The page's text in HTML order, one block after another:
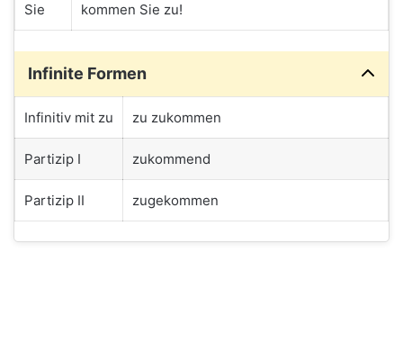
Sie kommen Sie zu!
Infinite Formen
Infinitiv mit zu zu zukommen
Partizip I zukommend
Partizip II zugekommen